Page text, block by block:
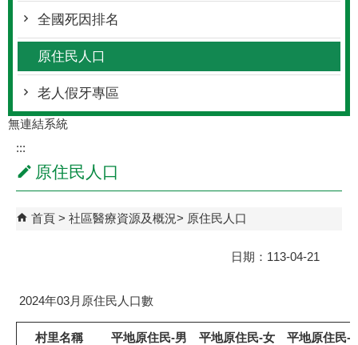
全國死因排名
原住民人口
老人假牙專區
無連結系統
:::
原住民人口
首頁 社區醫療資源及概況 原住民人口
日期：113-04-21
2024年03月原住民人口數
村里名稱 平地原住民-男 平地原住民-女 平地原住民-